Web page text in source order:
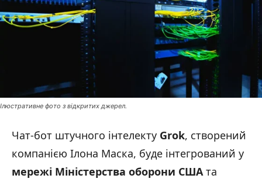
Ілюстративне фото з відкритих джерел.
Чат-бот штучного інтелекту Grok, створений
компанією Ілона Маска, буде інтегрований у
мережі Міністерства оборони США та